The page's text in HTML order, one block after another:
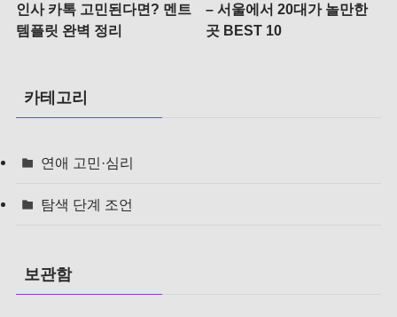
인사 카톡 고민된다면? 멘트
템플릿 완벽 정리
– 서울에서 20대가 놀만한
곳 BEST 10
카테고리
연애 고민·심리
탐색 단계 조언
보관함